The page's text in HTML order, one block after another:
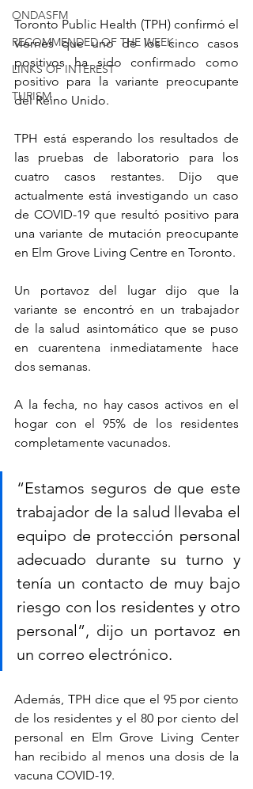
ONDASFM
RECOMMENDED OF THE WEEK
LINKS OF INTEREST
TURISM
Toronto Public Health (TPH) confirmó el
viernes que uno de los cinco casos
positivos ha sido confirmado como
positivo para la variante preocupante
del Reino Unido.
TPH está esperando los resultados de
las pruebas de laboratorio para los
cuatro casos restantes. Dijo que
actualmente está investigando un caso
de COVID-19 que resultó positivo para
una variante de mutación preocupante
en Elm Grove Living Centre en Toronto.
Un portavoz del lugar dijo que la
variante se encontró en un trabajador
de la salud asintomático que se puso
en cuarentena inmediatamente hace
dos semanas.
A la fecha, no hay casos activos en el
hogar con el 95% de los residentes
completamente vacunados.
“Estamos seguros de que este
trabajador de la salud llevaba el
equipo de protección personal
adecuado durante su turno y
tenía un contacto de muy bajo
riesgo con los residentes y otro
personal”, dijo un portavoz en
un correo electrónico.
Además, TPH dice que el 95 por ciento
de los residentes y el 80 por ciento del
personal en Elm Grove Living Center
han recibido al menos una dosis de la
vacuna COVID-19.